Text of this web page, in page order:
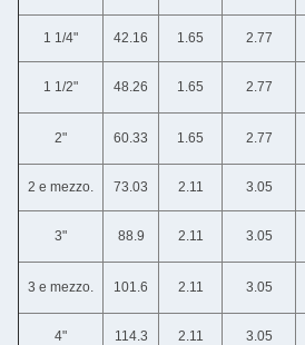
1 1/4" 42.16 1.65 2.77
1 1/2" 48.26 1.65 2.77
2" 60.33 1.65 2.77
2 e mezzo. 73.03 2.11 3.05
3" 88.9 2.11 3.05
3 e mezzo. 101.6 2.11 3.05
4" 114.3 2.11 3.05